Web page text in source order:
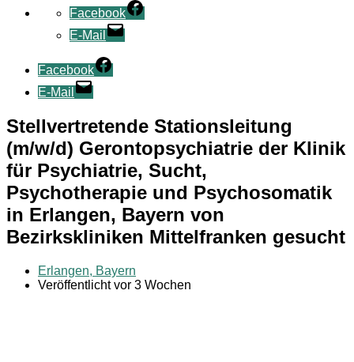
Facebook
E-Mail
Facebook
E-Mail
Stellvertretende Stationsleitung
(m/w/d) Gerontopsychiatrie der Klinik
für Psychiatrie, Sucht,
Psychotherapie und Psychosomatik
in Erlangen, Bayern von
Bezirkskliniken Mittelfranken gesucht
Erlangen, Bayern
Veröffentlicht vor 3 Wochen